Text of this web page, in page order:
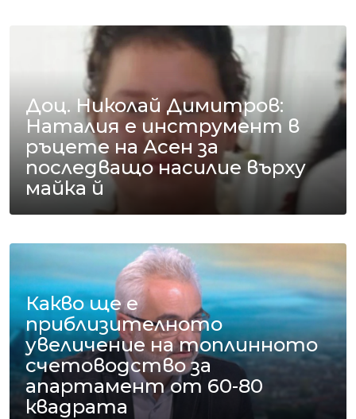
Доц. Николай Димитров:
Наталия е инструмент в
ръцете на Асен за
последващо насилие върху
майка й
Какво ще е
приблизителното
увеличение на топлинното
счетоводство за
апартамент от 60-80
квадрата